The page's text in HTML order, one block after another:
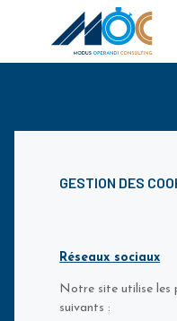
RETOUR À
GESTION DES
Réseaux sociaux
Notre site utilise les
suivants :